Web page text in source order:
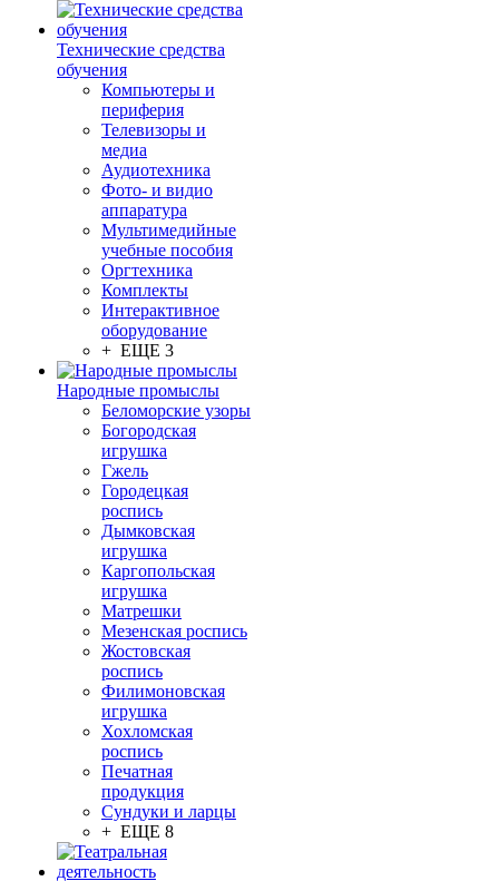
Технические средства
обучения
Компьютеры и
периферия
Телевизоры и
медиа
Аудиотехника
Фото- и видио
аппаратура
Мультимедийные
учебные пособия
Оргтехника
Комплекты
Интерактивное
оборудование
+ ЕЩЕ 3
Народные промыслы
Беломорские узоры
Богородская
игрушка
Гжель
Городецкая
роспись
Дымковская
игрушка
Каргопольская
игрушка
Матрешки
Мезенская роспись
Жостовская
роспись
Филимоновская
игрушка
Хохломская
роспись
Печатная
продукция
Сундуки и ларцы
+ ЕЩЕ 8